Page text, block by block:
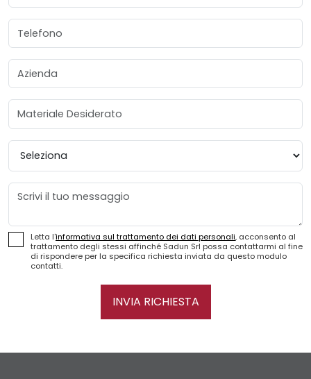
Telefono
Azienda
Materiale Desiderato
Provincia
Messaggio
Letta l'informativa sul trattamento dei dati personali, acconsento al
trattamento degli stessi affinché Sadun Srl possa contattarmi al fine
di rispondere per la specifica richiesta inviata da questo modulo
contatti.
INVIA RICHIESTA